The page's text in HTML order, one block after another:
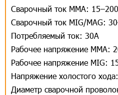
Сварочный ток MMA:
Сварочный ток MIG/MAG:
Потребляемый ток: 30А
Рабочее напряжение ММА:
Рабочее напряжение MIG:
Напряжение холостого
Диаметр сварочной